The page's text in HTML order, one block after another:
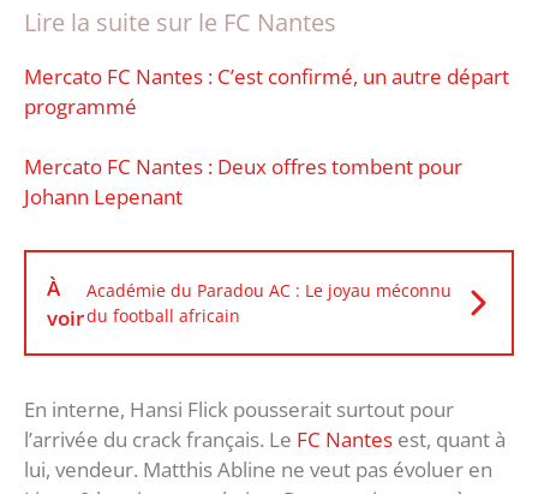
Lire la suite sur le FC Nantes
Mercato FC Nantes : C’est confirmé, un autre départ
programmé
Mercato FC Nantes : Deux offres tombent pour
Johann Lepenant
À
voir
Académie du Paradou AC : Le joyau méconnu
du football africain
En interne, Hansi Flick pousserait surtout pour
l’arrivée du crack français. Le FC Nantes est, quant à
lui, vendeur. Matthis Abline ne veut pas évoluer en